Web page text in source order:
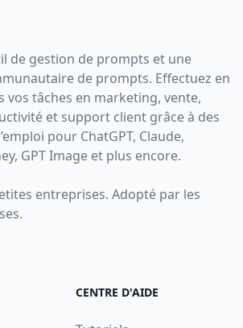
de gestion de prompts et une
de prompts. Effectuez en
vos tâches en marketing, vente,
et support client grâce à des
pour ChatGPT, Claude,
GPT Image et plus encore.
entreprises. Adopté par les
CENTRE D'AIDE